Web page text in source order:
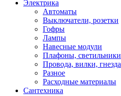
Электрика
Автоматы
Выключатели, розетки
Гофры
Лампы
Навесные модули
Плафоны, светильники
Провода, вилки, гнезда
Разное
Расходные материалы
Сантехника